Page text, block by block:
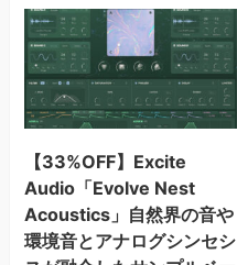
【33%OFF】Excite
Audio「Evolve Nest
Acoustics」自然界の音や
環境音とアナログシンセシ